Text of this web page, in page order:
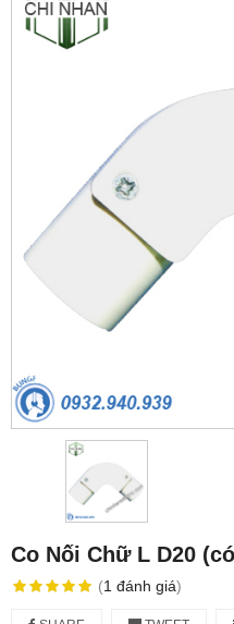
Co Nối Chữ L D20
(1 đánh giá)